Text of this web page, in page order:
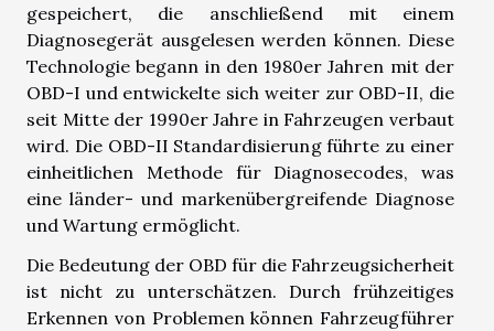
gespeichert, die anschließend mit einem
Diagnosegerät ausgelesen werden können. Diese
Technologie begann in den 1980er Jahren mit der
OBD-I und entwickelte sich weiter zur OBD-II, die
seit Mitte der 1990er Jahre in Fahrzeugen verbaut
wird. Die OBD-II Standardisierung führte zu einer
einheitlichen Methode für Diagnosecodes, was
eine länder- und markenübergreifende Diagnose
und Wartung ermöglicht.
Die Bedeutung der OBD für die Fahrzeugsicherheit
ist nicht zu unterschätzen. Durch frühzeitiges
Erkennen von Problemen können Fahrzeugführer